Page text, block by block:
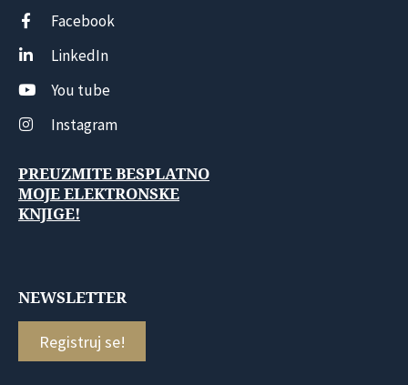
Facebook
LinkedIn
You tube
Instagram
PREUZMITE BESPLATNO
MOJE ELEKTRONSKE
KNJIGE!
NEWSLETTER
Registruj se!